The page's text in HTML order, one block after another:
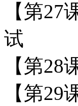
【第
试
【第28
【第